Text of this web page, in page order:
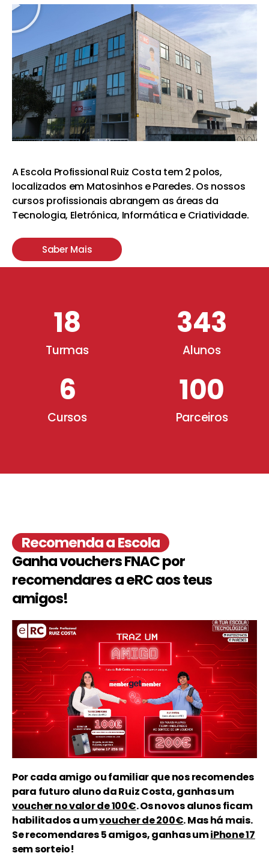
A Escola Profissional Ruiz Costa tem 2 polos,
localizados em Matosinhos e Paredes. Os nossos
cursos profissionais abrangem as áreas da
Tecnologia, Eletrónica, Informática e Criatividade.
Saber Mais
Turmas
18
Alunos
343
Cursos
6
Parceiros
100
Recomenda a Escola
Ganha vouchers FNAC por
recomendares a eRC aos teus
amigos!
Por cada amigo ou familiar que nos recomendes
para futuro aluno da Ruiz Costa, ganhas um
voucher no valor de 100€. Os novos alunos ficam
habilitados a umvoucher de 200€. Mas há mais.
Se recomendares 5 amigos, ganhas umiPhone 17
sem sorteio!